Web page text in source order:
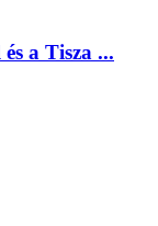
és a Tisza ...